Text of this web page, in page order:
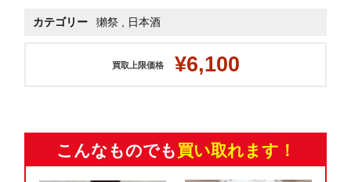
カテゴリー 獺祭 日本酒
買取上限価格 ¥6,100
こんなものでも 買い取れます！